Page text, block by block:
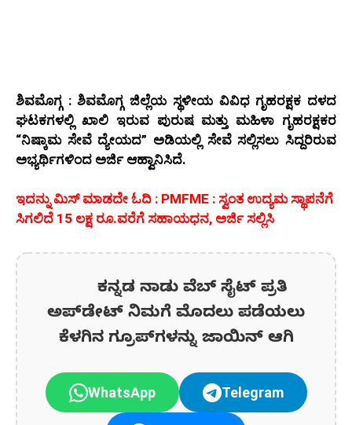
ಶಿವಮೊಗ್ಗ : ಶಿವಮೊಗ್ಗ ಜಿಲ್ಲೆಯ ಸ್ಥಳೀಯ ವಿವಿಧ ಗೃಹರಕ್ಷಕ ದಳದ
ಘಟಕಗಳಲ್ಲಿ ಖಾಲಿ ಇರುವ ಪುರುಷ ಮತ್ತು ಮಹಿಳಾ ಗೃಹರಕ್ಷಕರ
“ನಿಷ್ಕಾಮ ಸೇವೆ ದ್ಯೇಯದ” ಅಡಿಯಲ್ಲಿ ಸೇವೆ ಸಲ್ಲಿಸಲು ಸಿದ್ದರಿರುವ
ಅಭ್ಯರ್ಥಿಗಳಿಂದ ಅರ್ಜಿ ಆಹ್ವಾನಿಸಿದೆ.
ಇದನ್ನು ಮಿಸ್‌ ಮಾಡದೇ ಓದಿ : PMFME : ಸ್ವಂತ ಉದ್ಯಮ ಸ್ಥಾಪನೆಗೆ
ಸಿಗಲಿದೆ 15 ಲಕ್ಷ ರೂ.ವರೆಗೆ ಸಹಾಯಧನ, ಅರ್ಜಿ ಸಲ್ಲಿಸಿ
ಕನ್ನಡ ನಾಡು ವೆಬ್ ಸೈಟ್ ಪ್ರತಿ
ಅಪ್‌ಡೇಟ್‌ ನಿಮಗೆ ಮೊದಲು ಪಡೆಯಲು
ಕೆಳಗಿನ ಗ್ರೂಪ್‌ಗಳನ್ನು ಜಾಯಿನ್ ಆಗಿ
WhatsApp Telegram